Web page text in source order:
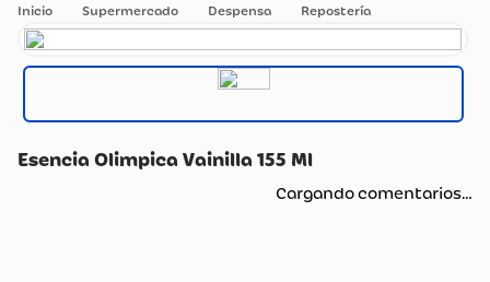
Supermercado Despensa Repostería
Esencia Olimpica Vainilla 155 Ml
Cargando comentarios…